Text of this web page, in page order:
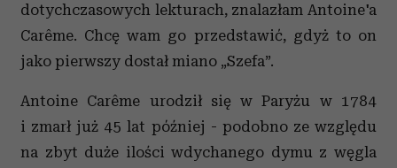
dotychczasowych lekturach, znalazłam Antoine'a
Carême. Chcę wam go przedstawić, gdyż to on
jako pierwszy dostał miano „Szefa”.
Antoine Carême urodził się w Paryżu w 1784
i zmarł już 45 lat później - podobno ze względu
na zbyt duże ilości wdychanego dymu z węgla